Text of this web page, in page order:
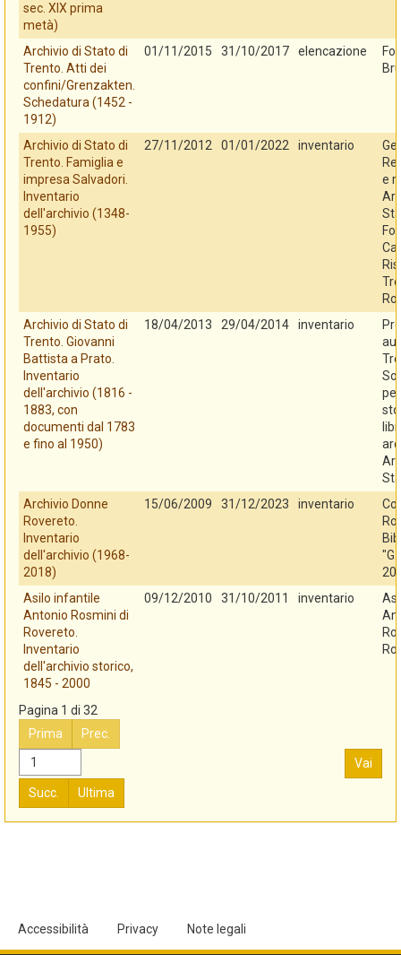
sec. XIX prima
metà)
Archivio di Stato di
Trento. Atti dei
confini/Grenzakten.
Schedatura (1452 -
1912)
01/11/2015 31/10/2017 elencazione
Archivio di Stato di
Trento. Famiglia e
impresa Salvadori.
Inventario
dell'archivio (1348-
1955)
27/11/2012 01/01/2022 inventario
e
Archivio di Stato di
Trento. Giovanni
Battista a Prato.
Inventario
dell'archivio (1816 -
1883, con
documenti dal 1783
e fino al 1950)
18/04/2013 29/04/2014 inventario
Archivio Donne
Rovereto.
Inventario
dell'archivio (1968-
2018)
15/06/2009 31/12/2023 inventario
Asilo infantile
Antonio Rosmini di
Rovereto.
Inventario
dell'archivio storico,
1845 - 2000
09/12/2010 31/10/2011 inventario
Pagina 1 di 32
Prima
Prec.
Vai
Succ. Ultima
Accessibilità Privacy Note legali